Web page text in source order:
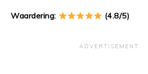
Waardering: (4.8/5)